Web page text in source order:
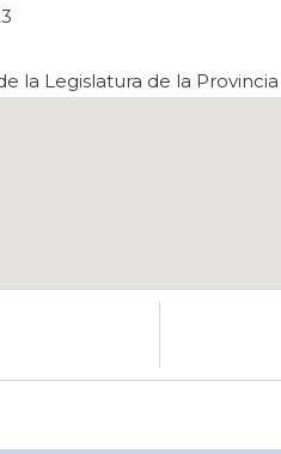
la Legislatura de la